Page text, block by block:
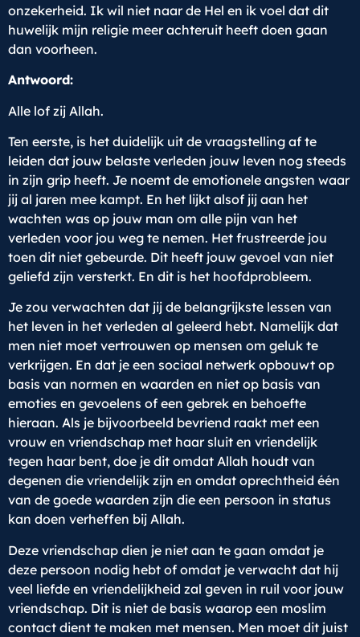
onzekerheid. Ik wil niet naar de Hel en ik voel dat dit
huwelijk mijn religie meer achteruit heeft doen gaan
dan voorheen.
Antwoord:
Alle lof zij Allah.
Ten eerste, is het duidelijk uit de vraagstelling af te
leiden dat jouw belaste verleden jouw leven nog steeds
in zijn grip heeft. Je noemt de emotionele angsten waar
jij al jaren mee kampt. En het lijkt alsof jij aan het
wachten was op jouw man om alle pijn van het
verleden voor jou weg te nemen. Het frustreerde jou
toen dit niet gebeurde. Dit heeft jouw gevoel van niet
geliefd zijn versterkt. En dit is het hoofdprobleem.
Je zou verwachten dat jij de belangrijkste lessen van
het leven in het verleden al geleerd hebt. Namelijk dat
men niet moet vertrouwen op mensen om geluk te
verkrijgen. En dat je een sociaal netwerk opbouwt op
basis van normen en waarden en niet op basis van
emoties en gevoelens of een gebrek en behoefte
hieraan. Als je bijvoorbeeld bevriend raakt met een
vrouw en vriendschap met haar sluit en vriendelijk
tegen haar bent, doe je dit omdat Allah houdt van
degenen die vriendelijk zijn en omdat oprechtheid één
van de goede waarden zijn die een persoon in status
kan doen verheffen bij Allah.
Deze vriendschap dien je niet aan te gaan omdat je
deze persoon nodig hebt of omdat je verwacht dat hij
veel liefde en vriendelijkheid zal geven in ruil voor jouw
vriendschap. Dit is niet de basis waarop een moslim
contact dient te maken met mensen. Men moet dit juist